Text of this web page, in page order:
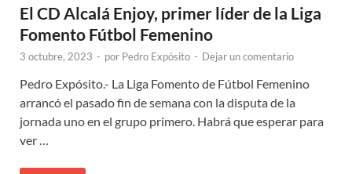
El CD Alcalá Enjoy, primer líder de la Liga
Fomento Fútbol Femenino
3 octubre, 2023 - por Pedro Expósito - Dejar un comentario
Pedro Expósito.- La Liga Fomento de Fútbol Femenino
arrancó el pasado fin de semana con la disputa de la
jornada uno en el grupo primero. Habrá que esperar para
ver …